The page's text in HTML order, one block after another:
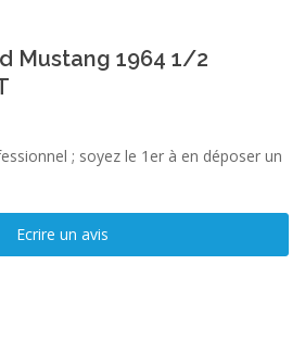
Mustang 1964 1/2
; soyez le 1er à en déposer un
Ecrire un avis